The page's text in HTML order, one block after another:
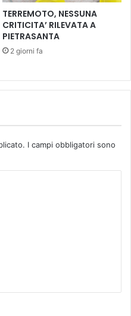
TERREMOTO, NESSUNA
CRITICITA’ RILEVATA A
PIETRASANTA
2 giorni fa
I campi obbligatori sono